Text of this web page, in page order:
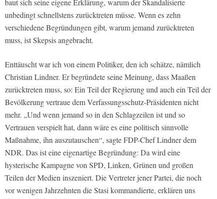
unbedingt schnellstens zurücktreten müsse. Wenn es zehn
verschiedene Begründungen gibt, warum jemand zurücktreten
muss, ist Skepsis angebracht.
Enttäuscht war ich von einem Politiker, den ich schätze, nämlich
Christian Lindner. Er begründete seine Meinung, dass Maaßen
zurücktreten muss, so: Ein Teil der Regierung und auch ein Teil der
Bevölkerung vertraue dem Verfassungsschutz-Präsidenten nicht
mehr. „Und wenn jemand so in den Schlagzeilen ist und so
Vertrauen verspielt hat, dann wäre es eine politisch sinnvolle
Maßnahme, ihn auszutauschen“, sagte FDP-Chef Lindner dem
NDR. Das ist eine eigenartige Begründung: Da wird eine
hysterische Kampagne von SPD, Linken, Grünen und großen
Teilen der Medien inszeniert. Die Vertreter jener Partei, die noch
vor wenigen Jahrzehnten die Stasi kommandierte, erklären uns